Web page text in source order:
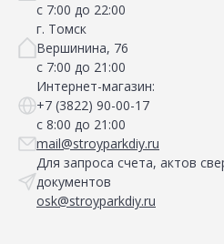
с 7:00 до 22:00
г. Томск
Вершинина, 76
с 7:00 до 21:00
Интернет-магазин:
+7 (3822) 90-00-17
с 8:00 до 21:00
mail@stroyparkdiy.ru
Для запроса счета, актов
документов
osk@stroyparkdiy.ru